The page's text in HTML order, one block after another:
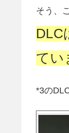
そう、
DLC
てい
*3の